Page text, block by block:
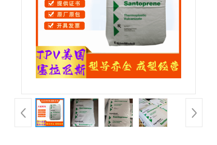
品
展